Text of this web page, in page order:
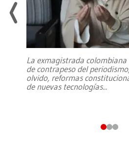
La exmagistrada
de contrapeso del
olvido, reformas
de nuevas tecnologías...